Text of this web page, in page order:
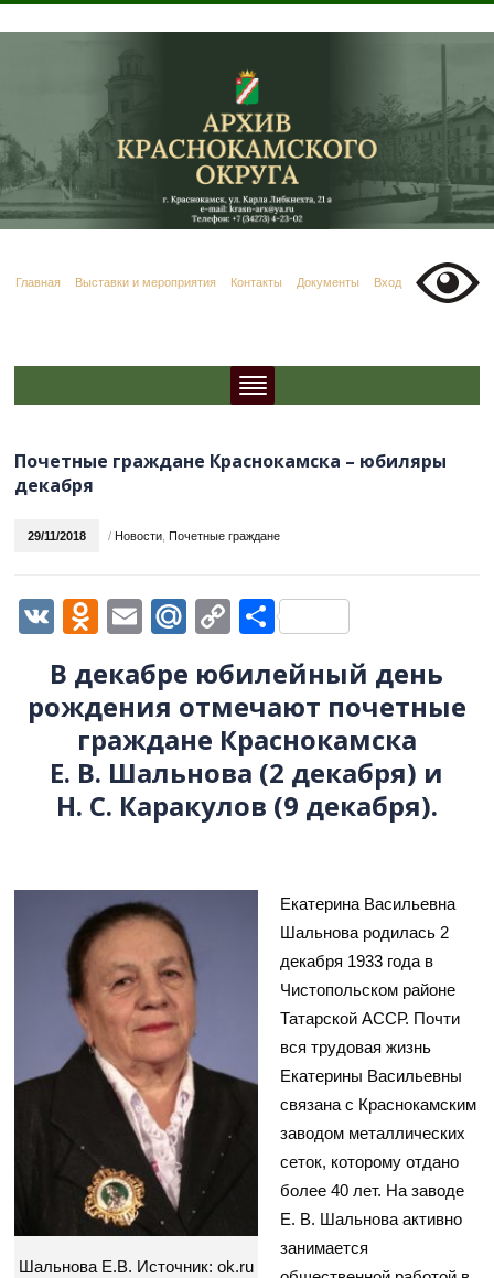
Главная Выставки и мероприятия Контакты Документы Вход
Почетные граждане Краснокамска – юбиляры
декабря
29/11/2018 / Новости ,Почетные граждане
VK Odnoklassniki
EmailMail.Ru
CopyОтправить
В декабре юбилейный день
рождения отмечают почетные
граждане Краснокамска
Е. В. Шальнова (2 декабря) и
Н. С. Каракулов (9 декабря).
Шальнова Е.В. Источник: ok.ru
Екатерина Васильевна
Шальнова родилась 2
декабря 1933 года в
Чистопольском районе
Татарской АССР. Почти
вся трудовая жизнь
Екатерины Васильевны
связана с Краснокамским
заводом металлических
сеток, которому отдано
более 40 лет. На заводе
Е. В. Шальнова активно
занимается